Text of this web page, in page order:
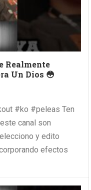
Realmente
Un Dios 😳
#ko #peleas Ten
canal son
y edito
efectos